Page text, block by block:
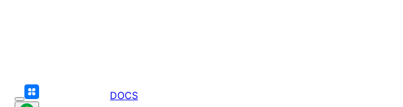
DOCS